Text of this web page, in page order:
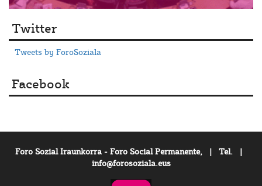
Twitter
Tweets by ForoSoziala
Facebook
Foro Sozial Iraunkorra - Foro Social Permanente, | Tel. |
info@forosoziala.eus